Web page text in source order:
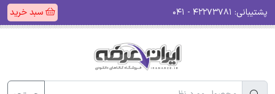
پشتیبانی: سبد خرید